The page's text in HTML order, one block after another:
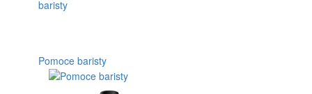
Pomoce baristy